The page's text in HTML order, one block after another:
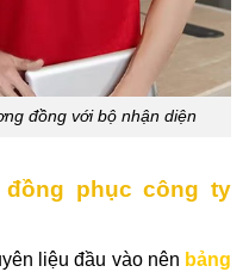
đồng với bộ nhận diện
phục công ty
liệu đầu vào nên bảng